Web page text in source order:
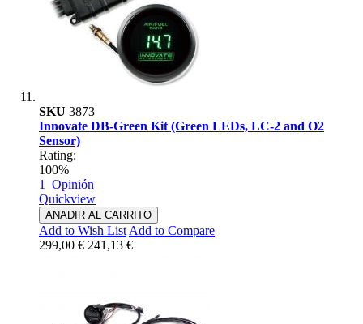
SKU 3873
Innovate DB-Green Kit (Green LEDs, LC-2 and O2
Sensor)
Rating:
100%
1 Opinión
Quickview
ANADIR AL CARRITO
Add to Wish List Add to Compare
299,00 € 241,13 €